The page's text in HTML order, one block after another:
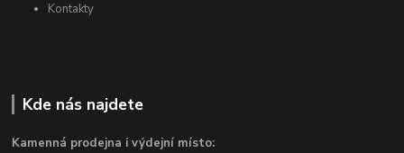
Kontakty
Kde nás najdete
Kamenná prodejna i výdejní místo: